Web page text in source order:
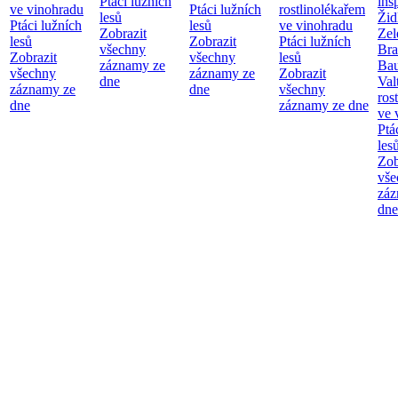
ve vinohradu
Ptáci lužních
lesů
Zobrazit
všechny
záznamy ze
dne
lesů
Zobrazit
všechny
záznamy ze
dne
Ptáci lužních
lesů
Zobrazit
všechny
záznamy ze
dne
rostlinolékařem
ve vinohradu
Ptáci lužních
lesů
Zobrazit
všechny
záznamy ze dne
ve
dne